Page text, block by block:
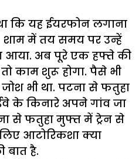
कि यह ईयरफोन लगाना
शाम में तय समय पर उन्हें
आया. अब पूरे एक हफ्ते की
तो काम शुरू होगा. पैसे भी
जोश भी था. पटना से फतुहा
के किनारे अपने गांव जा
से फतुहा मुफ्त में ट्रेन से
आटोरिकशा क्या
बात है.